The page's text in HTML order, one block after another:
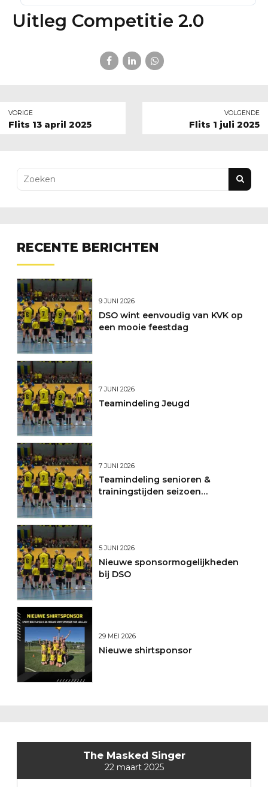
Uitleg Competitie 2.0
VORIGE
Flits 13 april 2025
VOLGENDE
Flits 1 juli 2025
RECENTE BERICHTEN
9 JUNI 2026
DSO wint eenvoudig van KVK op
een mooie feestdag
7 JUNI 2026
Teamindeling Jeugd
7 JUNI 2026
Teamindeling senioren &
trainingstijden seizoen
5 JUNI 2026
Nieuwe sponsormogelijkheden
bij DSO
29 MEI 2026
Nieuwe shirtsponsor
The Masked Singer
22 maart 2025